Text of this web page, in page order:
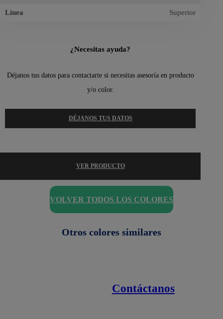
Línea Superior
¿Necesitas ayuda?
Déjanos tus datos para contactarte si necesitas asesoría en producto
y/o color.
DÉJANOS TUS DATOS
VER PRODUCTO
VOLVER TODOS LOS COLORES
Otros colores similares
Contáctanos